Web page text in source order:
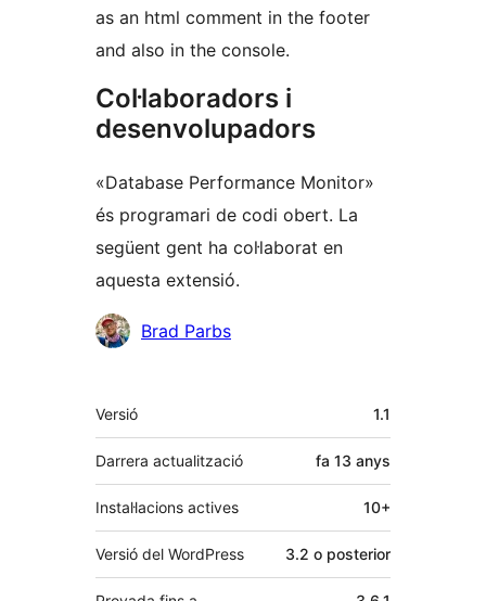
as an html comment in the footer
and also in the console.
Col·laboradors i
desenvolupadors
«Database Performance Monitor»
és programari de codi obert. La
següent gent ha col·laborat en
aquesta extensió.
Col·laboradors
Brad Parbs
Meta
Versió 1.1
Darrera actualització fa 13 anys
Instal·lacions actives 10+
Versió del WordPress 3.2 o posterior